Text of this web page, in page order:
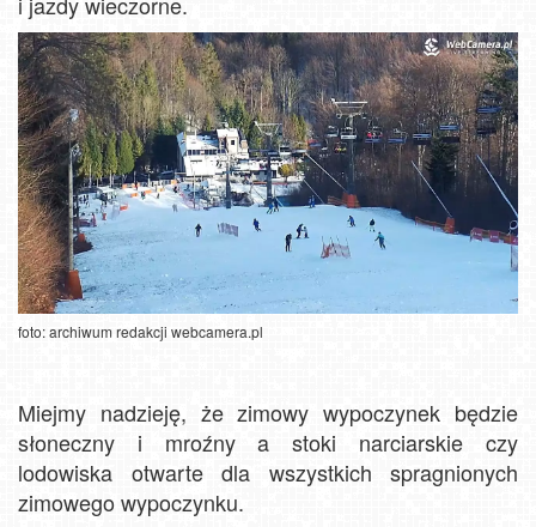
foto: archiwum redakcji webcamera.pl
Miejmy nadzieję, że zimowy wypoczynek będzie
słoneczny i mroźny a stoki narciarskie czy
lodowiska otwarte dla wszystkich spragnionych
zimowego wypoczynku.